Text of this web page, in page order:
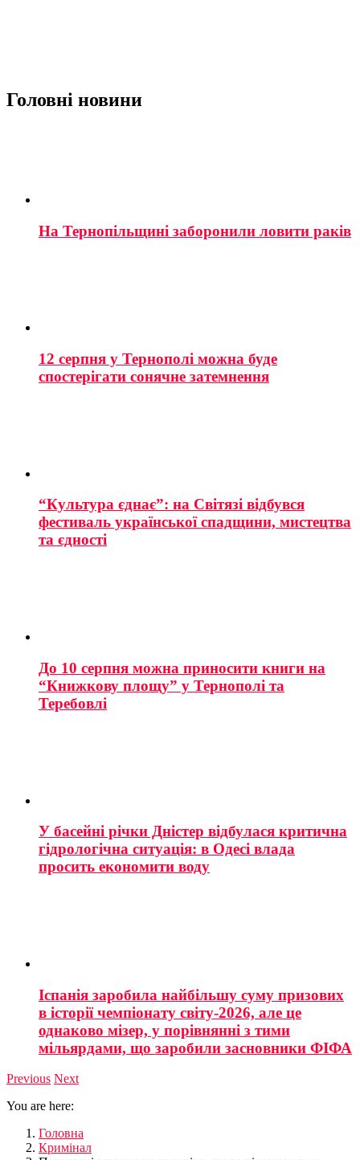
Головні новини
На Тернопільщині заборонили ловити раків
12 серпня у Тернополі можна буде
спостерігати сонячне затемнення
“Культура єднає”: на Світязі відбувся
фестиваль української спадщини, мистецтва
та єдності
До 10 серпня можна приносити книги на
“Книжкову площу” у Тернополі та
Теребовлі
У басейні річки Дністер відбулася критична
гідрологічна ситуація: в Одесі влада
просить економити воду
Іспанія заробила найбільшу суму призових
в історії чемпіонату світу-2026, але це
однаково мізер, у порівнянні з тими
мільярдами, що заробили засновники ФІФА
Previous Next
You are here:
Головна
Кримінал